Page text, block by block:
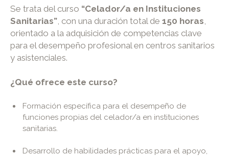
Se trata del curso “Celador/a en Instituciones
Sanitarias”, con una duración total de 150 horas,
orientado a la adquisición de competencias clave
para el desempeño profesional en centros sanitarios
y asistenciales.
¿Qué ofrece este curso?
Formación específica para el desempeño de
funciones propias del celador/a en instituciones
sanitarias.
Desarrollo de habilidades prácticas para el apoyo,